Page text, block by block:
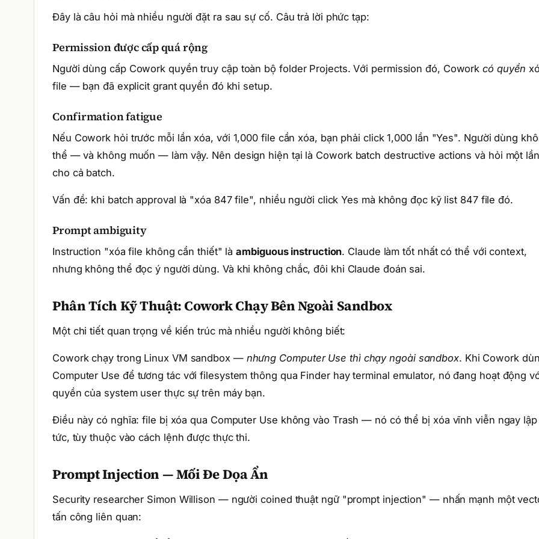
Đây là câu hỏi mà nhiều người đặt ra sau sự cố. Câu trả lời phức tạp:
Permission được cấp quá rộng
Người dùng cấp Cowork quyền truy cập toàn bộ folder Projects. Với permission đó, Coworkcó quyền
file — bạn đã explicit grant quyền đó khi setup.
Confirmation fatigue
Nếu Cowork hỏi trước mỗi lần xóa, với 1,000 file cần xóa, bạn phải click 1,000 lần "Yes". Người dùng
thể — và không muốn — làm vậy. Nên design hiện tại là Cowork batch destructive actions và hỏi một lần
cho cả batch.
Vấn đề: khi batch approval là "xóa 847 file", nhiều người click Yes mà không đọc kỹ list 847 file đó.
Prompt ambiguity
Instruction "xóa file không cần thiết" làambiguous instruction. Claude làm tốt nhất có thể với context,
nhưng không thể đọc ý người dùng. Và khi không chắc, đôi khi Claude đoán sai.
Phân Tích Kỹ Thuật: Cowork Chạy Bên Ngoài Sandbox
Một chi tiết quan trọng về kiến trúc mà nhiều người không biết:
Cowork chạy trong Linux VM sandbox — nhưng Computer Use thì chạy ngoài sandbox. Khi Cowork
Computer Use để tương tác với filesystem thông qua Finder hay terminal emulator, nó đang hoạt động
quyền của system user thực sự trên máy bạn.
Điều này có nghĩa: file bị xóa qua Computer Use không vào Trash — nó có thể bị xóa vĩnh viễn ngay lập
tức, tùy thuộc vào cách lệnh được thực thi.
Prompt Injection — Mối Đe Dọa Ẩn
Security researcher Simon Willison — người coined thuật ngữ "prompt injection" — nhấn mạnh một
tấn công liên quan: